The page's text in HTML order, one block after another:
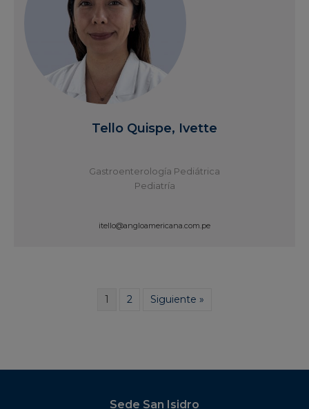
Tello Quispe, Ivette
Gastroenterología Pediátrica
Pediatría
itello@angloamericana.com.pe
1 2 Siguiente »
Sede San Isidro